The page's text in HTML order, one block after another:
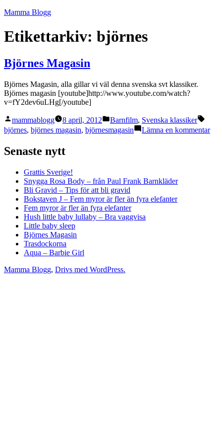
Hoppa
innehåll
Mamma Blogg
Etikettarkiv: björnes
Björnes Magasin
Björnes Magasin, alla gillar vi väl denna svenska svt klassiker.
Björnes magasin [youtube]http://www.youtube.com/watch?
v=fY2dev6uLHg[/youtube]
Publicerat
av
mammablogg 8 april, 2012
Publicerat
i
Barnfilm, Svenska klassiker
björnes, björnes magasin, björnesmagasin Lämna en kommentartill
Senaste nytt
Grattis Sverige!
Snygga Rosa Body – från Paul Frank Barnkläder
Bli Gravid – Tips för att bli gravid
Bokstaven J – Fem myror är fler än fyra elefanter
Fem myror är fler än fyra elefanter
Hush little baby lullaby – Bra vaggvisa
Little baby sleep
Björnes Magasin
Trasdockorna
Aqua – Barbie Girl
Mamma Blogg, Drivs med WordPress.